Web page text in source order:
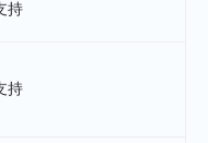
持
持